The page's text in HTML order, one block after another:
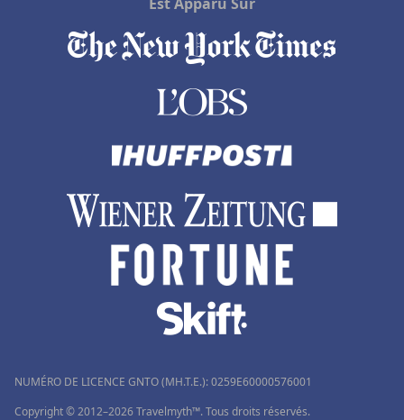
NUMÉRO DE LICENCE GNTO (MH.T.E.): 0259Ε60000576001
Copyright © 2012–2026 Travelmyth™. Tous droits réservés.